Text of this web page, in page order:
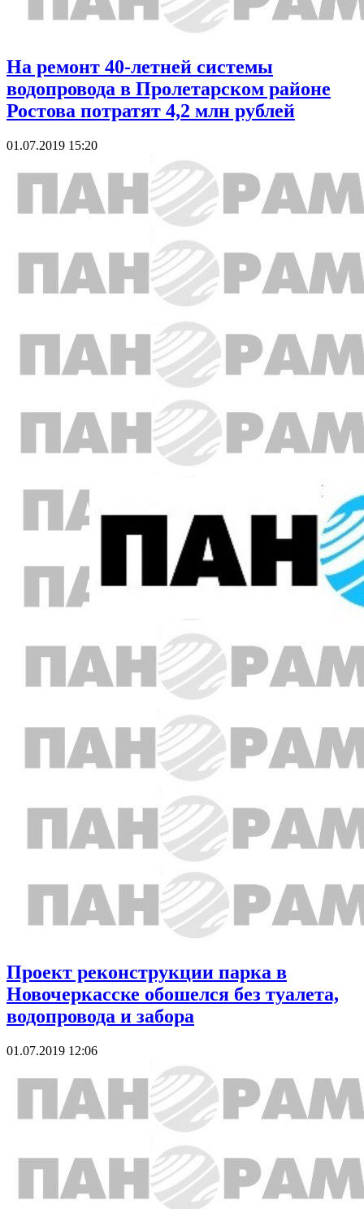
На ремонт 40-летней системы
водопровода в Пролетарском районе
Ростова потратят 4,2 млн рублей
01.07.2019 15:20
Проект реконструкции парка в
Новочеркасске обошелся без туалета,
водопровода и забора
01.07.2019 12:06